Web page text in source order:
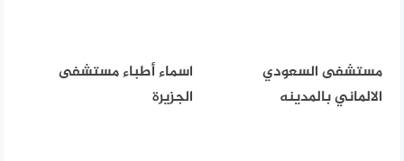
مستشفى السعودي
الالماني بالمدينه
اسماء أطباء مستشفى
الجزيرة